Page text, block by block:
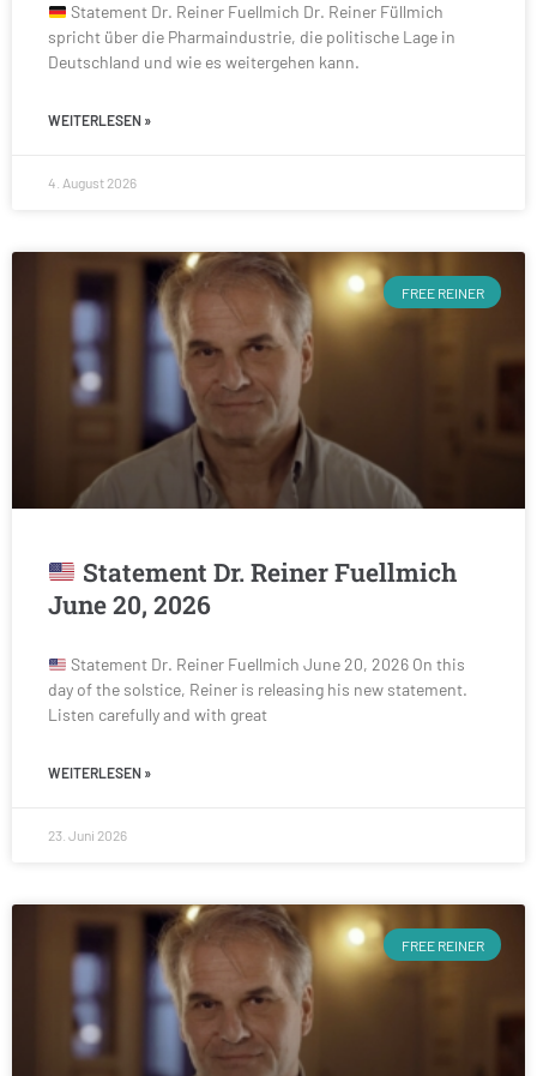
Statement Dr. Reiner Fuellmich Dr. Reiner Füllmich
spricht über die Pharmaindustrie, die politische Lage in
Deutschland und wie es weitergehen kann.
WEITERLESEN »
4. August 2026
FREE REINER
Statement Dr. Reiner Fuellmich
June 20, 2026
Statement Dr. Reiner Fuellmich June 20, 2026 On this
day of the solstice, Reiner is releasing his new statement.
Listen carefully and with great
WEITERLESEN »
23. Juni 2026
FREE REINER